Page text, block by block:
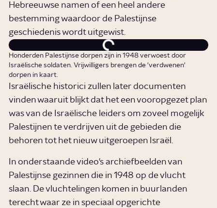
Hebreeuwse namen of een heel andere
bestemming waardoor de Palestijnse
geschiedenis wordt uitgewist.
Honderden Palestijnse dorpen zijn in 1948 verwoest door
Israëlische soldaten. Vrijwilligers brengen de 'verdwenen'
dorpen in kaart.
Israëlische historici zullen later documenten
vinden waaruit blijkt dat het een vooropgezet plan
was van de Israëlische leiders om zoveel mogelijk
Palestijnen te verdrijven uit de gebieden die
behoren tot het nieuw uitgeroepen Israël.
In onderstaande video's archiefbeelden van
Palestijnse gezinnen die in 1948 op de vlucht
slaan. De vluchtelingen komen in buurlanden
terecht waar ze in speciaal opgerichte